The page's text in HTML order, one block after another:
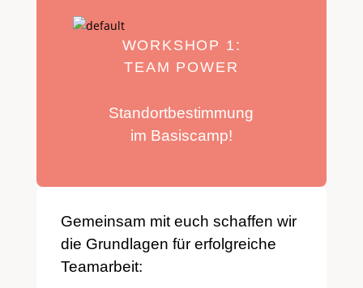
WORKSHOP 1:
TEAM POWER
Standortbestimmung
im Basiscamp!
Gemeinsam mit euch schaffen wir
die Grundlagen für erfolgreiche
Teamarbeit: